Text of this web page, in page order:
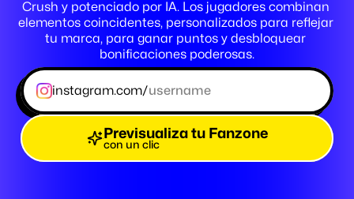
Crush y potenciado por IA. Los jugadores combinan
elementos coincidentes, personalizados para reflejar
tu marca, para ganar puntos y desbloquear
bonificaciones poderosas.
instagram.com/
Previsualiza tu Fanzone
con un clic